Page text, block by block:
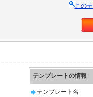
この
テンプレートの情報
テンプレート名